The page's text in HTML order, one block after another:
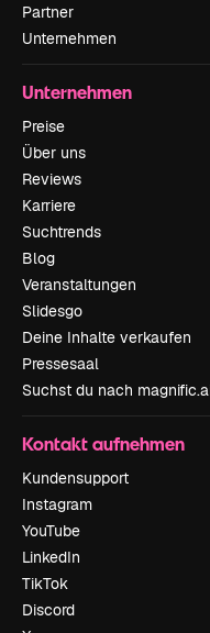
Partner
Unternehmen
Unternehmen
Preise
Über uns
Reviews
Karriere
Suchtrends
Blog
Veranstaltungen
Slidesgo
Deine Inhalte verkaufen
Pressesaal
Suchst du nach
Kontakt aufnehmen
Kundensupport
Instagram
YouTube
LinkedIn
TikTok
Discord